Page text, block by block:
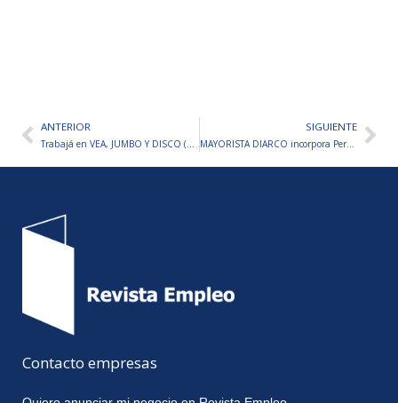
AntANTERIOR
Trabajá en VEA, JUMBO Y DISCO (CENCOSUD) – Inscripciones Abiertas
SIGUIENTE
MAYORISTA DIARCO incorpora Personal – Inscripciones Abiertas
Contacto empresas